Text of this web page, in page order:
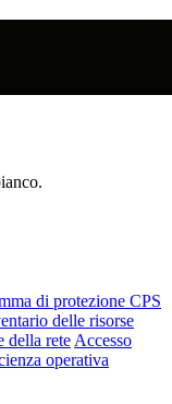
di protezione CPS
delle risorse
della rete Accesso
operativa